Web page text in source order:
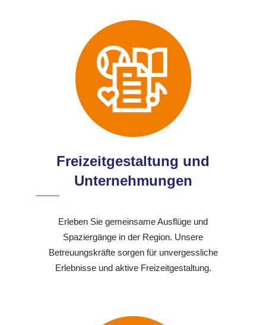
Freizeitgestaltung und
Unternehmungen
Erleben Sie gemeinsame Ausflüge und
Spaziergänge in der Region. Unsere
Betreuungskräfte sorgen für unvergessliche
Erlebnisse und aktive Freizeitgestaltung.